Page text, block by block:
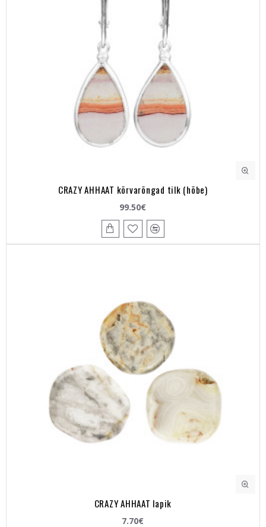
CRAZY AHHAAT kõrvarõngad tilk (hõbe)
99.50€
CRAZY AHHAAT lapik
7.70€